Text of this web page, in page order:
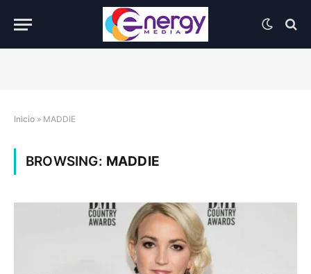
Inicio » MADDIE
BROWSING: MADDIE